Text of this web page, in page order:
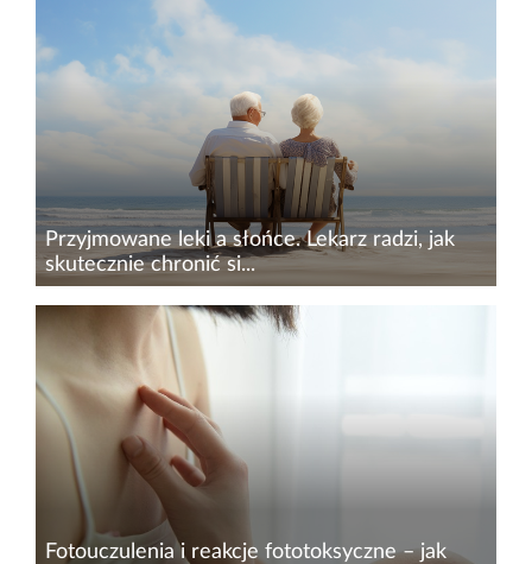
Przyjmowane leki a słońce. Lekarz radzi, jak
skutecznie chronić si...
Lato to czas odpoczynku, ale też wyzwań dla
skóry, zwłaszcza gdy przyjmujemy leki, które
zwiększają jej wrażliwość na promieniowanie
UV. Niektóre substancje mogą powodować
poważne reakcje...
Fotouczulenia i reakcje fototoksyczne – jak